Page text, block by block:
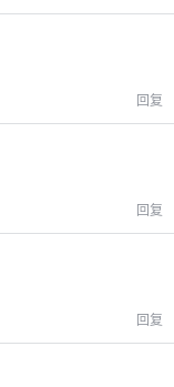
回复
回复
回复